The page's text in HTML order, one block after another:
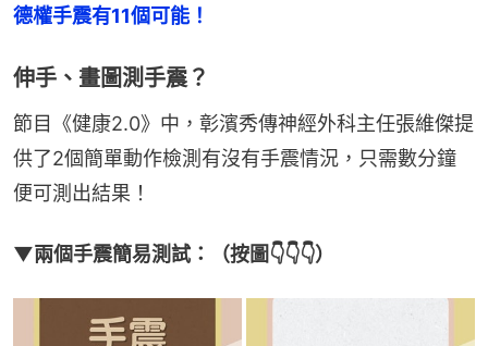
德權手震有11個可能！
伸手、畫圖測手震？
節目《健康2.0》中，彰濱秀傳神經外科主任張維傑提
供了2個簡單動作檢測有沒有手震情況，只需數分鐘
便可測出結果！
▼兩個手震簡易測試：（按圖👇👇👇）